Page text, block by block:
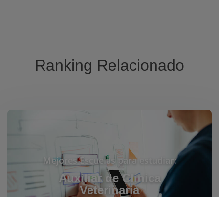
Ranking Relacionado
Mejores Escuelas para estudiar:
Auxiliar de Clínica
Veterinaria